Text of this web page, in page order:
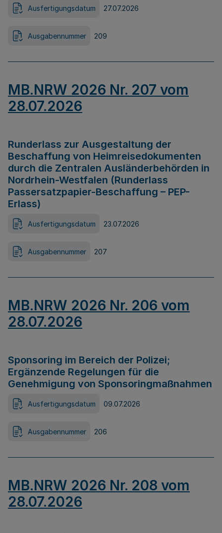
Ausfertigungsdatum 27.07.2026
Ausgabennummer 209
MB.NRW 2026 Nr. 207 vom
28.07.2026
Runderlass zur Ausgestaltung der
Beschaffung von Heimreisedokumenten
durch die Zentralen Ausländerbehörden in
Nordrhein-Westfalen (Runderlass
Passersatzpapier-Beschaffung – PEP-
Erlass)
Ausfertigungsdatum 23.07.2026
Ausgabennummer 207
MB.NRW 2026 Nr. 206 vom
28.07.2026
Sponsoring im Bereich der Polizei;
Ergänzende Regelungen für die
Genehmigung von Sponsoringmaßnahmen
Ausfertigungsdatum 09.07.2026
Ausgabennummer 206
MB.NRW 2026 Nr. 208 vom
28.07.2026